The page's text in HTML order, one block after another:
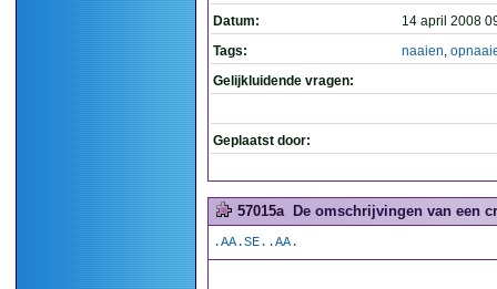
Datum:
14 april 2008
Tags:
naaien,
Gelijkluidende vragen:
Geplaatst door:
57015a De omschrijvingen van een
.AA.SE..AA.